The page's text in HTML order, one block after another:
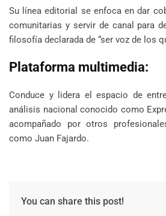
Su línea editorial se enfoca en dar
comunitarias y servir de canal para
filosofía declarada de “ser voz de los
Plataforma multimedia:
Conduce y lidera el espacio de
análisis nacional conocido como
acompañado por otros
como Juan Fajardo.
You can share this post!